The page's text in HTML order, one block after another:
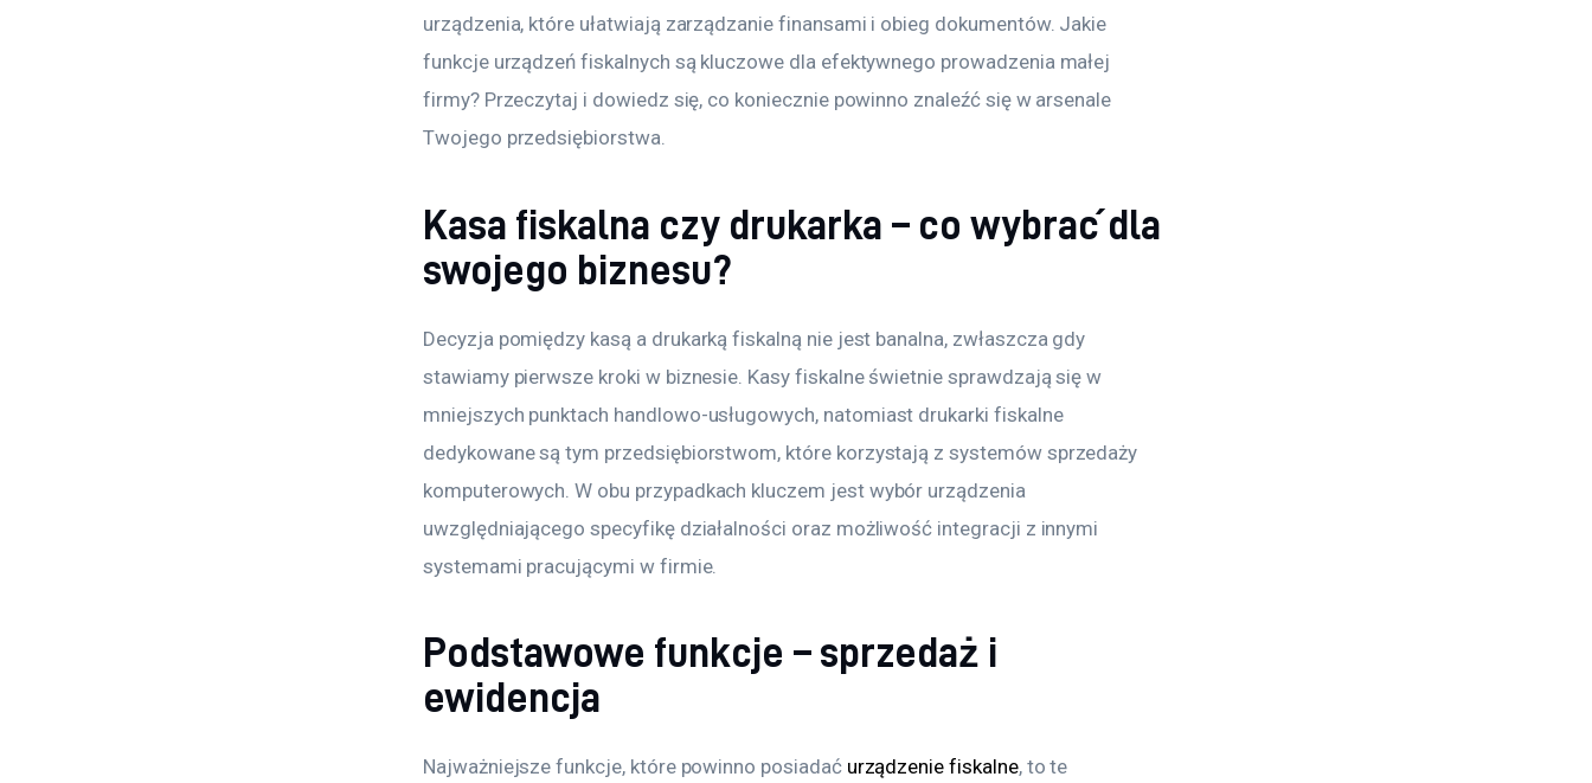
urządzenia, które ułatwiają zarządzanie finansami i obieg dokumentów. Jakie
funkcje urządzeń fiskalnych są kluczowe dla efektywnego prowadzenia małej
firmy? Przeczytaj i dowiedz się, co koniecznie powinno znaleźć się w arsenale
Twojego przedsiębiorstwa.
Kasa fiskalna czy drukarka – co wybrać dla
swojego biznesu?
Decyzja pomiędzy kasą a drukarką fiskalną nie jest banalna, zwłaszcza gdy
stawiamy pierwsze kroki w biznesie. Kasy fiskalne świetnie sprawdzają się w
mniejszych punktach handlowo-usługowych, natomiast drukarki fiskalne
dedykowane są tym przedsiębiorstwom, które korzystają z systemów sprzedaży
komputerowych. W obu przypadkach kluczem jest wybór urządzenia
uwzględniającego specyfikę działalności oraz możliwość integracji z innymi
systemami pracującymi w firmie.
Podstawowe funkcje – sprzedaż i
ewidencja
Najważniejsze funkcje, które powinno posiadać urządzenie fiskalne, to te